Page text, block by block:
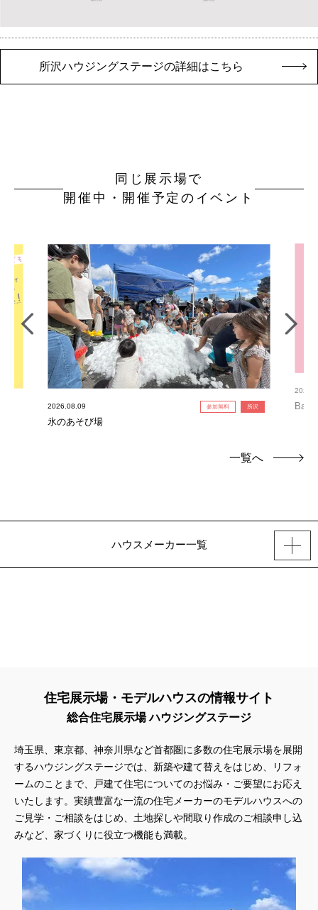
所沢ハウジングステージの詳細はこちら
同じ展示場で
開催中・開催予定のイベント
2026.08.09 参加無料 所沢
氷のあそび場
一覧へ
ハウスメーカー一覧
住宅展示場・モデルハウスの情報サイト
総合住宅展示場 ハウジングステージ
埼玉県、東京都、神奈川県など首都圏に多数の住宅展示場を展開
するハウジングステージでは、新築や建て替えをはじめ、リフォ
ームのことまで、戸建て住宅についてのお悩み・ご要望にお応え
いたします。実績豊富な一流の住宅メーカーのモデルハウスへの
ご見学・ご相談をはじめ、土地探しや間取り作成のご相談申し込
みなど、家づくりに役立つ機能も満載。